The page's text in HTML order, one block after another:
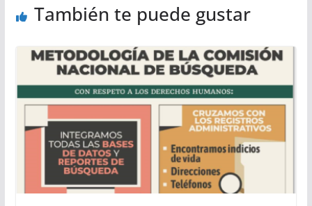
También te puede gustar